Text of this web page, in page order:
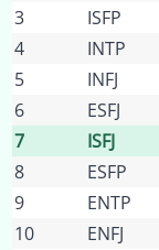
3
ISFP
4
INTP
5
INFJ
6
ESFJ
7
ISFJ
8
ESFP
9
ENTP
10
ENFJ